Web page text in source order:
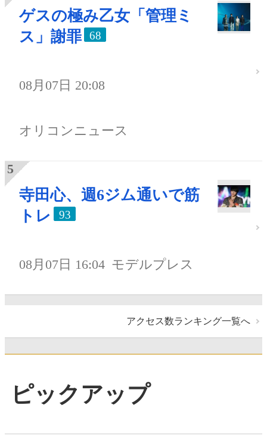
ゲスの極み乙女「管理ミ
ス」謝罪
68
08月07日 20:08
オリコンニュース
寺田心、週6ジム通いで筋
トレ
93
08月07日 16:04 モデルプレス
アクセス数ランキング一覧へ
ピックアップ